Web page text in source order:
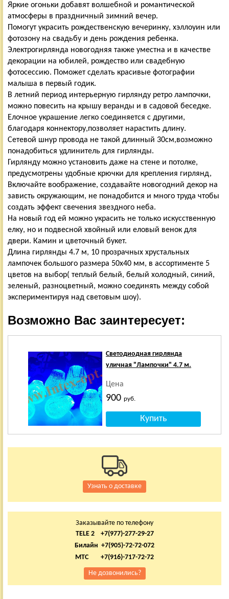
Яркие огоньки добавят волшебной и романтической
атмосферы в праздничный зимний вечер.
Помогут украсить рождественскую вечеринку, хэллоуин или
фотозону на свадьбу и день рождения ребенка.
Электрогирлянда новогодняя также уместна и в качестве
декорации на юбилей, рождество или свадебную
фотосессию. Поможет сделать красивые фотографии
малыша в первый годик.
В летний период интерьерную гирлянду ретро лампочки,
можно повесить на крышу веранды и в садовой беседке.
Елочное украшение легко соединяется с другими,
благодаря коннектору,позволяет нарастить длину.
Сетевой шнур провода не такой длинный 30см,возможно
понадобиться удлинитель для гирлянды.
Гирлянду можно установить даже на стене и потолке,
предусмотрены удобные крючки для крепления гирлянд,
Включайте воображение, создавайте новогодний декор на
зависть окружающим, не понадобится и много труда чтобы
создать эффект свечения звездного неба.
На новый год ей можно украсить не только искусственную
елку, но и подвесной хвойный или еловый венок для
двери. Камин и цветочный букет.
Длина гирлянды 4.7 м, 10 прозрачных хрустальных
лампочек большого размера 50х40 мм, в ассортименте 5
цветов на выбор( теплый белый, белый холодный, синий,
зеленый, разноцветный, можно соединять между собой
экспериментируя над световым шоу).
Возможно Вас заинтересует:
Светодиодная гирлянда
уличная "Лампочки" 4.7 м.
Цена
900руб.
Узнать о доставке
Заказывайте по телефону
TELE 2 +7(977)-277-29-27
Билайн +7(905)-72-72-072
МТС +7(916)-717-72-72
Не дозвонились?